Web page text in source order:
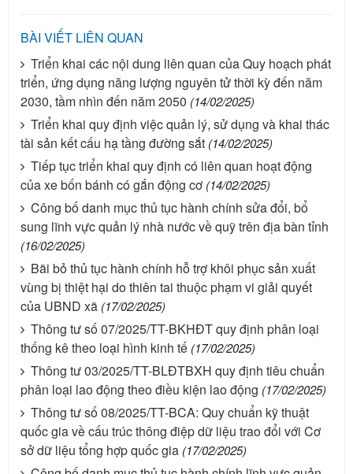
BÀI VIẾT LIÊN QUAN
Triển khai các nội dung liên quan của Quy hoạch phát
triển, ứng dụng năng lượng nguyên tử thời kỳ đến năm
2030, tầm nhìn đến năm 2050 (14/02/2025)
Triển khai quy định việc quản lý, sử dụng và khai thác
tài sản kết cấu hạ tầng đường sắt (14/02/2025)
Tiếp tục triển khai quy định có liên quan hoạt động
của xe bốn bánh có gắn động cơ (14/02/2025)
Công bố danh mục thủ tục hành chính sửa đổi, bổ
sung lĩnh vực quản lý nhà nước về quỹ trên địa bàn tỉnh
(16/02/2025)
Bãi bỏ thủ tục hành chính hỗ trợ khôi phục sản xuất
vùng bị thiệt hại do thiên tai thuộc phạm vi giải quyết
của UBND xã (17/02/2025)
Thông tư số 07/2025/TT-BKHĐT quy định phân loại
thống kê theo loại hình kinh tế (17/02/2025)
Thông tư 03/2025/TT-BLĐTBXH quy định tiêu chuẩn
phân loại lao động theo điều kiện lao động (17/02/2025)
Thông tư số 08/2025/TT-BCA: Quy chuẩn kỹ thuật
quốc gia về cấu trúc thông điệp dữ liệu trao đổi với Cơ
sở dữ liệu tổng hợp quốc gia (17/02/2025)